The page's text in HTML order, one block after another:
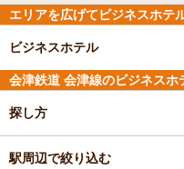
エリアを広げてビジネスホテ
ビジネスホテル
会津鉄道 会津線のビジネスホ
探し方
駅周辺で絞り込む